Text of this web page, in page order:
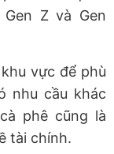
Z và Gen
vực để phù
nhu cầu khác
phê cũng là
tài chính.